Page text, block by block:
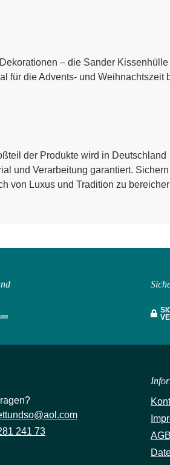
– die Sander
für die Advents- und Weihnachtszeit
der Produkte wird in Deutschland
und Verarbeitung garantiert.
von Luxus und Tradition zu
241 73
AGB